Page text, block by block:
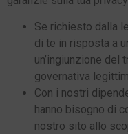
Se richiesto dalla
di te in risposta a
un’ingiunzione del
governativa
Con i nostri
hanno bisogno di
nostro sito allo